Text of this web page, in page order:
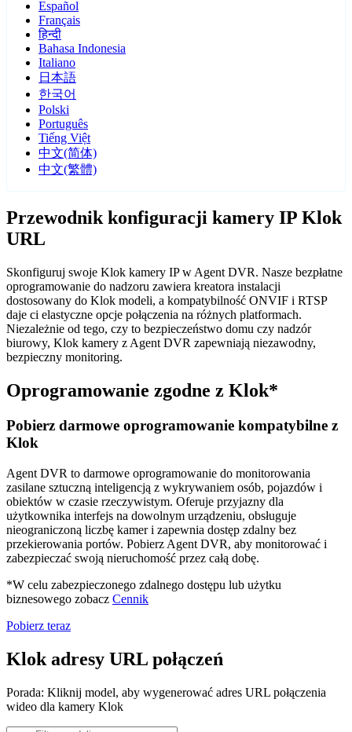
Español
Français
हिन्दी
Bahasa Indonesia
Italiano
日本語
한국어
Polski
Português
Tiếng Việt
中文(简体)
中文(繁體)
Przewodnik konfiguracji kamery IP Klok
URL
Skonfiguruj swoje Klok kamery IP w Agent DVR. Nasze bezpłatne
oprogramowanie do nadzoru zawiera kreatora instalacji
dostosowany do Klok modeli, a kompatybilność ONVIF i RTSP
daje ci elastyczne opcje połączenia na różnych platformach.
Niezależnie od tego, czy to bezpieczeństwo domu czy nadzór
biurowy, Klok kamery z Agent DVR zapewniają niezawodny,
bezpieczny monitoring.
Oprogramowanie zgodne z Klok*
Pobierz darmowe oprogramowanie kompatybilne z
Klok
Agent DVR to darmowe oprogramowanie do monitorowania
zasilane sztuczną inteligencją z wykrywaniem osób, pojazdów i
obiektów w czasie rzeczywistym. Oferuje przyjazny dla
użytkownika interfejs na dowolnym urządzeniu, obsługuje
nieograniczoną liczbę kamer i zapewnia dostęp zdalny bez
przekierowania portów. Pobierz Agent DVR, aby monitorować i
zabezpieczać swoją nieruchomość przez całą dobę.
*W celu zabezpieczonego zdalnego dostępu lub użytku
biznesowego zobacz Cennik
Pobierz teraz
Klok adresy URL połączeń
Porada: Kliknij model, aby wygenerować adres URL połączenia
wideo dla kamery Klok